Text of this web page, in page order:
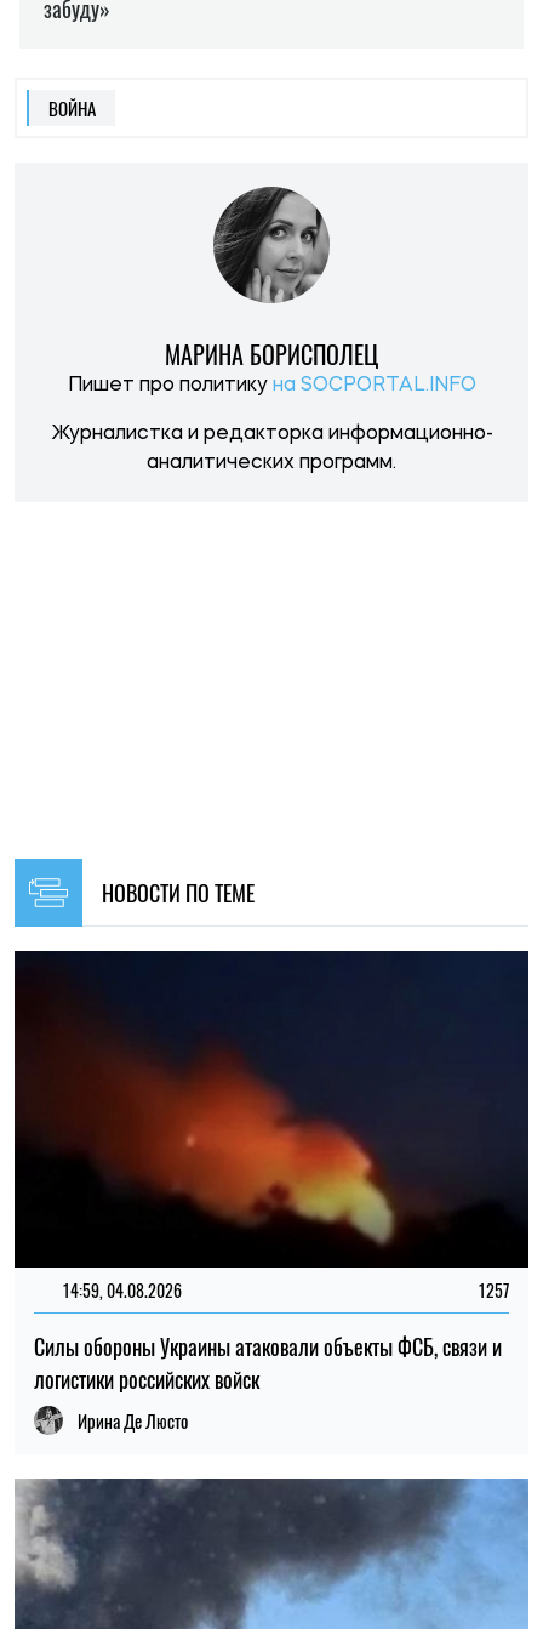
ВОЙНА
МАРИНА БОРИСПОЛЕЦ
Пишет про политику на SOCPORTAL.INFO
Журналистка и редакторка информационно-
аналитических программ.
НОВОСТИ ПО ТЕМЕ
14:59, 04.08.2026 1257
Силы обороны Украины атаковали объекты ФСБ, связи и
логистики российских войск
Ирина Де Люсто